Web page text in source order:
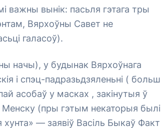
важны вынік: пасьля гэтага тры
Вярхоўны Савет не
галасоў).
начы), у будынак Вярхоўнага
і спэц-падразьдзяленьні ( больш
асобаў у масках , закінутыя ў
Менску (пры гэтым некаторыя былі
хунта» — заявіў Васіль Быкаў Факт